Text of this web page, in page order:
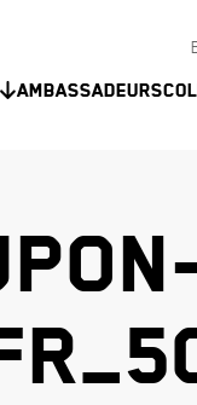
Ambassadeurs